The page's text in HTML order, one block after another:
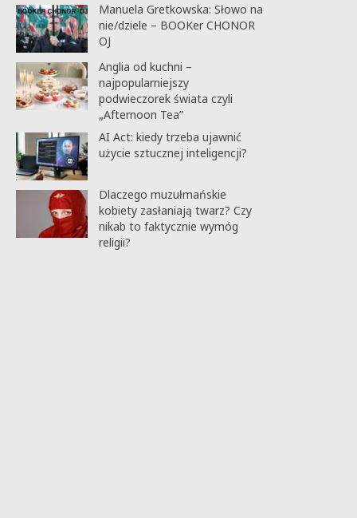
Manuela Gretkowska: Słowo na
nie/dziele – BOOKer CHONOR
OJ
Anglia od kuchni –
najpopularniejszy
podwieczorek świata czyli
„Afternoon Tea”
AI Act: kiedy trzeba ujawnić
użycie sztucznej inteligencji?
Dlaczego muzułmańskie
kobiety zasłaniają twarz? Czy
nikab to faktycznie wymóg
religii?